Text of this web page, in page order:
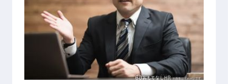
副支配人候補